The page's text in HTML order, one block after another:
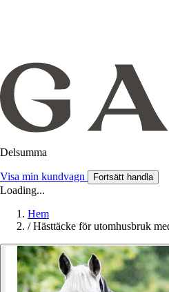
Delsumma
Visa min kundvagn Fortsätt handla
Loading...
Hem
/ Hästtäcke för utomhusbruk